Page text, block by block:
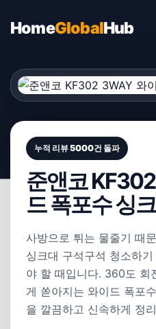
HomeGlobalHub
누적 리뷰 5000건 돌파
준앤코
드 폭포수 싱
사방으로 튀는 물줄기 때
싱크대 구석구석 청소하
야 할 때입니다. 360도 회
게 쏟아지는 와이드 폭포
을 깔끔하고 신속하게 정